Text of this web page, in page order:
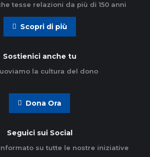
tesse relazioni da più di 150 anni
Scopri di più
Sostienici anche tu
la cultura del dono
Dona Ora
Seguici sui Social
su tutte le nostre iniziative